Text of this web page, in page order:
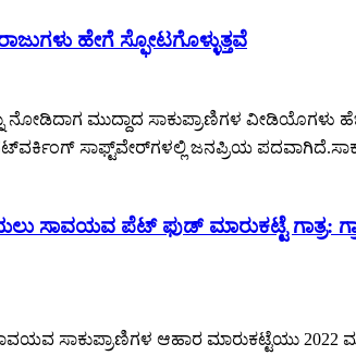
ಹೇಗೆ ಸ್ಫೋಟಗೊಳ್ಳುತ್ತವೆ
ಮುದ್ದಾದ ಸಾಕುಪ್ರಾಣಿಗಳ ವೀಡಿಯೊಗಳು
ಸಾಫ್ಟ್‌ವೇರ್‌ಗಳಲ್ಲಿ ಜನಪ್ರಿಯ
ಸಾವಯವ ಪೆಟ್ ಫುಡ್ ಮಾರುಕಟ್ಟೆ ಗಾತ್ರ:
ಸಾಕುಪ್ರಾಣಿಗಳ ಆಹಾರ ಮಾರುಕಟ್ಟೆಯು 2022